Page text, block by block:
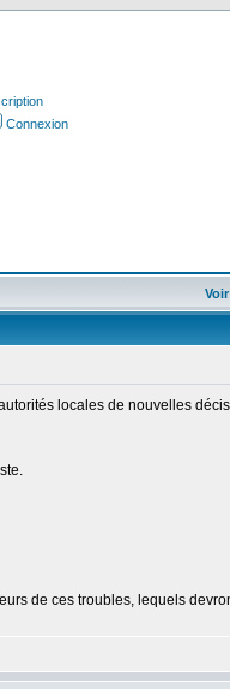
Connexion
locales de nouvelles
de ces troubles, lequels